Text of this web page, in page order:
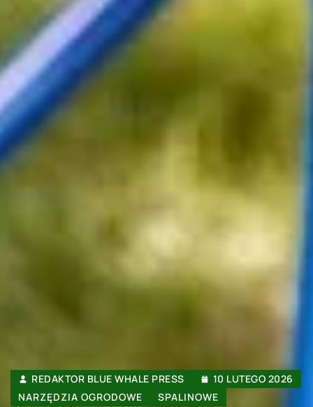
REDAKTOR BLUE WHALE PRESS
10 LUTEGO 2026
NARZĘDZIA OGRODOWE
SPALINOWE